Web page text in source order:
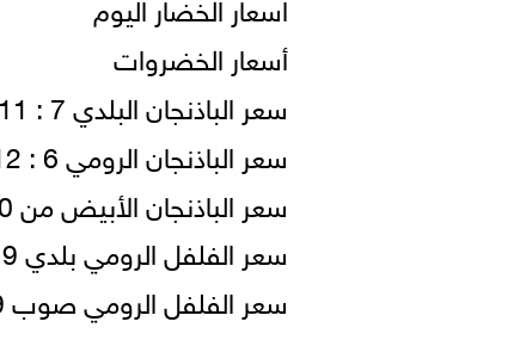
أسعار الخضروات
سعر الباذنجان البلدي 7 : 11 جنيها للكيلو.
سعر الباذنجان الرومي 6 : 12 جنيها للكيلو (شوال-كرتونة-قفص).
سعر الباذنجان الأبيض من 10 : 22 جنيهًا للكيلو ( شوال-قفص).
سعر الفلفل الرومي بلدي 9 : 15 جنيهًا للكيلو (قفص-شوال).
سعر الفلفل الرومي صوب 9 : 15 جنيهًا للكيلو.